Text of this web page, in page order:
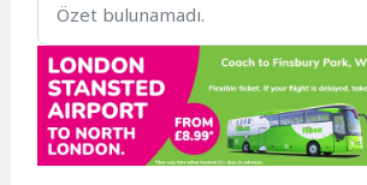
Özet bulunamadı.